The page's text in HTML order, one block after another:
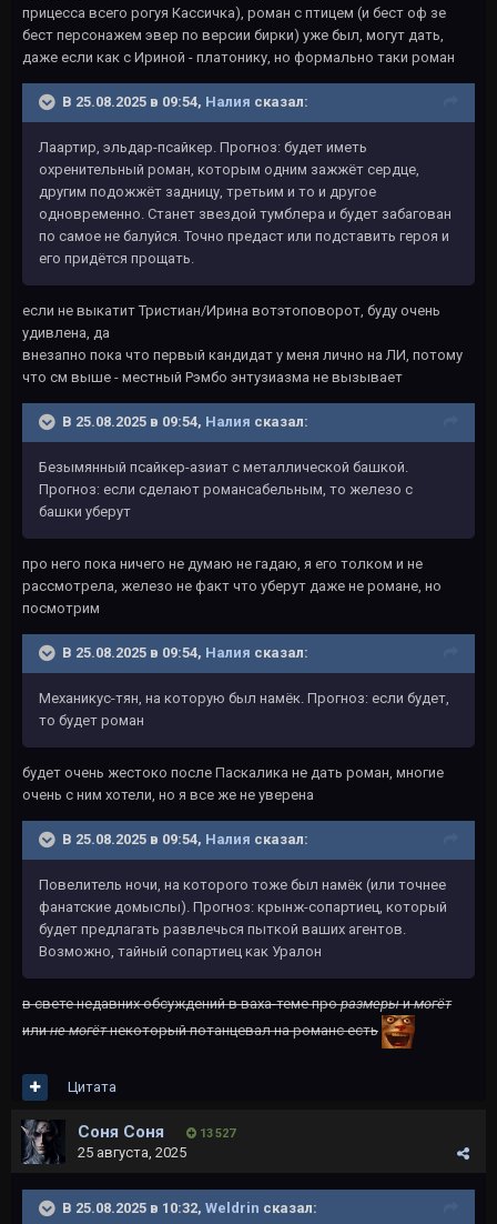
прицесса всего рогуя Кассичка), роман с птицем (и бест оф зе
бест персонажем эвер по версии бирки) уже был, могут дать,
даже если как с Ириной - платонику, но формально таки роман
В 25.08.2025 в 09:54, Налия сказал:
Лаартир, эльдар-псайкер. Прогноз: будет иметь
охренительный роман, которым одним зажжёт сердце,
другим подожжёт задницу, третьим и то и другое
одновременно. Станет звездой тумблера и будет забагован
по самое не балуйся. Точно предаст или подставить героя и
его придётся прощать.
если не выкатит Тристиан/Ирина вотэтоповорот, буду очень
удивлена, да
внезапно пока что первый кандидат у меня лично на ЛИ, потому
что см выше - местный Рэмбо энтузиазма не вызывает
В 25.08.2025 в 09:54, Налия сказал:
Безымянный псайкер-азиат с металлической башкой.
Прогноз: если сделают романсабельным, то железо с
башки уберут
про него пока ничего не думаю не гадаю, я его толком и не
рассмотрела, железо не факт что уберут даже не романе, но
посмотрим
В 25.08.2025 в 09:54, Налия сказал:
Механикус-тян, на которую был намёк. Прогноз: если будет,
то будет роман
будет очень жестоко после Паскалика не дать роман, многие
очень с ним хотели, но я все же не уверена
В 25.08.2025 в 09:54, Налия сказал:
Повелитель ночи, на которого тоже был намёк (или точнее
фанатские домыслы). Прогноз: крынж-сопартиец, который
будет предлагать развлечься пыткой ваших агентов.
Возможно, тайный сопартиец как Уралон
в свете недавних обсуждений в ваха-теме проразмерыимогёт
илине могётнекоторый потанцевал на романс есть
Цитата
Соня Соня 13 527
25 августа, 2025
В 25.08.2025 в 10:32, Weldrin сказал: